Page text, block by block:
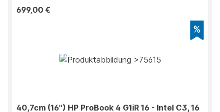
699,00 €
40,7cm (16") HP ProBook 4 G1iR 16 - Intel C3, 16